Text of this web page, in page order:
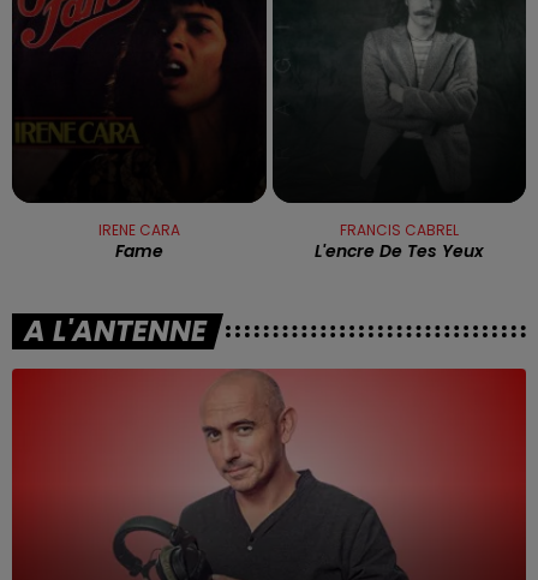
IRENE CARA
Fame
FRANCIS CABREL
L'encre De Tes Yeux
A L'ANTENNE